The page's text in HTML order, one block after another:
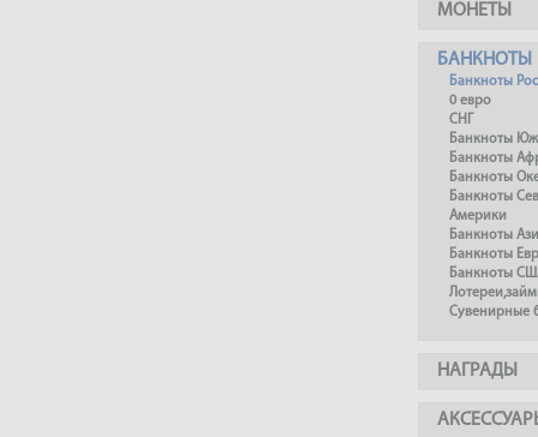
МОНЕТЫ
БАНКНОТЫ
Банкноты
0 евро
СНГ
Банкноты
Банкноты
Банкноты
Банкноты
Америки
Банкноты
Банкноты
Банкноты
Сувенирные
НАГРАДЫ